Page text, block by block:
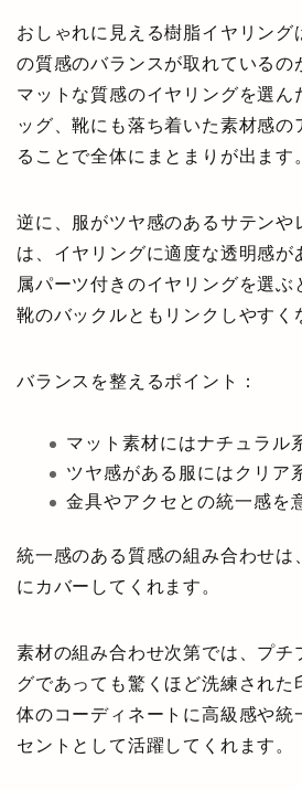
おしゃれに見える樹脂イヤリング
の質感のバランスが取れているの
マットな質感のイヤリングを選ん
ッグ、靴にも落ち着いた素材感の
ることで全体にまとまりが出ます
逆に、服がツヤ感のあるサテンや
は、イヤリングに適度な透明感が
属パーツ付きのイヤリングを選ぶ
靴のバックルともリンクしやすく
バランスを整えるポイント：
マット素材にはナチュラル
ツヤ感がある服にはクリア
金具やアクセとの統一感を
統一感のある質感の組み合わせは
にカバーしてくれます。
素材の組み合わせ次第では、プチ
グであっても驚くほど洗練された
体のコーディネートに高級感や統
セントとして活躍してくれます。